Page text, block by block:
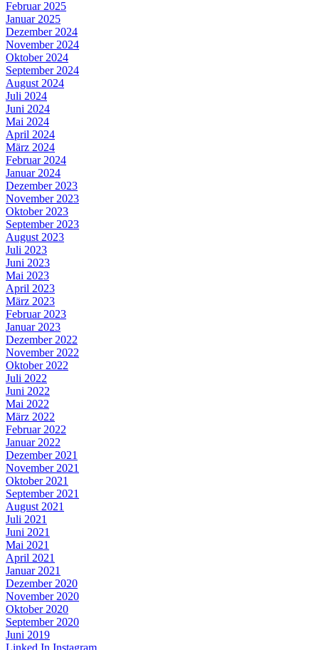
Februar 2025
Januar 2025
Dezember 2024
November 2024
Oktober 2024
September 2024
August 2024
Juli 2024
Juni 2024
Mai 2024
April 2024
März 2024
Februar 2024
Januar 2024
Dezember 2023
November 2023
Oktober 2023
September 2023
August 2023
Juli 2023
Juni 2023
Mai 2023
April 2023
März 2023
Februar 2023
Januar 2023
Dezember 2022
November 2022
Oktober 2022
Juli 2022
Juni 2022
Mai 2022
März 2022
Februar 2022
Januar 2022
Dezember 2021
November 2021
Oktober 2021
September 2021
August 2021
Juli 2021
Juni 2021
Mai 2021
April 2021
Januar 2021
Dezember 2020
November 2020
Oktober 2020
September 2020
Juni 2019
Linked In Instagram